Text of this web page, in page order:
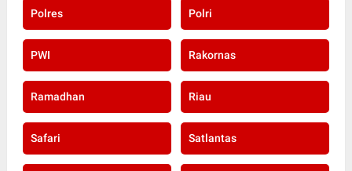
Polres Polri
PWI Rakornas
Ramadhan Riau
Safari Satlantas